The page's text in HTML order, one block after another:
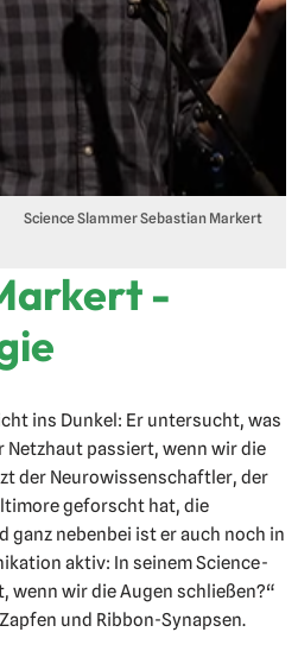
Science Slammer Sebastian Markert
-
ins Dunkel: Er untersucht, was
Netzhaut passiert, wenn wir die
der Neurowissenschaftler, der
geforscht hat, die
ganz nebenbei ist er auch noch in
aktiv: In seinem Science-
wenn wir die Augen schließen?“
und Ribbon-Synapsen.